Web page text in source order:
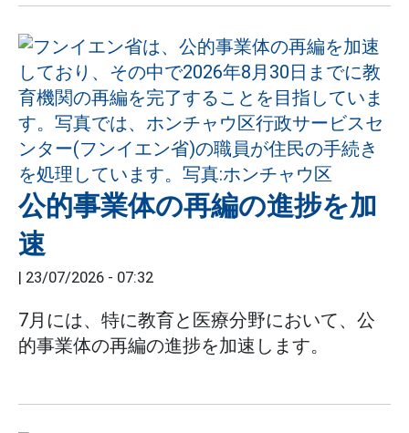
公的事業体の再編の進捗を加
速
| 23/07/2026 - 07:32
7月には、特に教育と医療分野において、公
的事業体の再編の進捗を加速します。